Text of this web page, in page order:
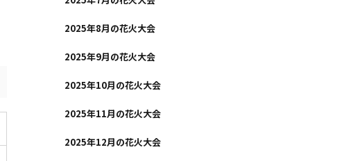
2025年8月の花火大会
2025年9月の花火大会
2025年10月の花火大会
2025年11月の花火大会
2025年12月の花火大会